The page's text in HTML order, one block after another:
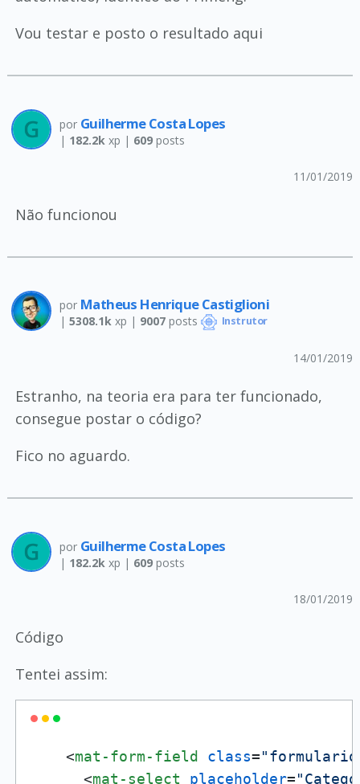
Vou testar e posto o resultado aqui
por Guilherme Costa Lopes
| 182.2kxp | 609posts
11/01/2019
Não funcionou
por Matheus Henrique Castiglioni
| 5308.1k xp | 9007posts Instrutor
14/01/2019
Estranho, na teoria era para ter funcionado,
consegue postar o código?
Fico no aguardo.
por Guilherme Costa Lopes
| 182.2kxp | 609posts
18/01/2019
Código
Tentei assim:
<mat-form-field class=
<mat-select placeholder=